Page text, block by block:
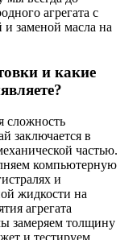
агрегата с
и заменой масла на
и какие
сложность
заключается в
частью.
компьютерную
и
жидкости на
агрегата
замеряем толщину
и тестируем